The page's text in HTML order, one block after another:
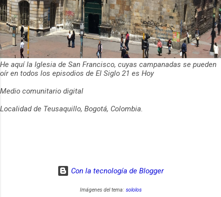
He aquí la Iglesia de San Francisco, cuyas campanadas se pueden
oír en todos los episodios de El Siglo 21 es Hoy
Medio comunitario digital
Localidad de Teusaquillo, Bogotá, Colombia.
Con la tecnología de Blogger
Imágenes del tema: sololos